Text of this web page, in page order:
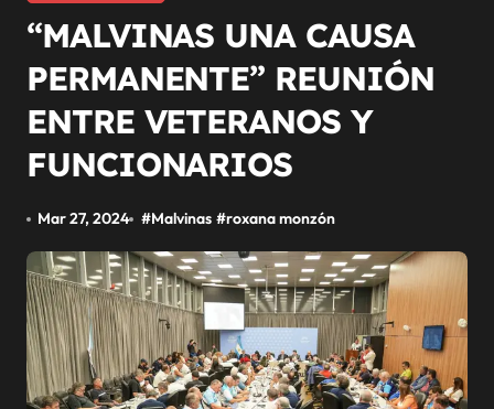
“MALVINAS UNA CAUSA
PERMANENTE” REUNIÓN
ENTRE VETERANOS Y
FUNCIONARIOS
Mar 27, 2024 #Malvinas #roxana monzón